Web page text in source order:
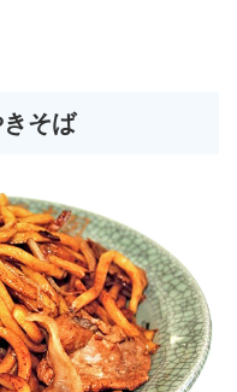
そば